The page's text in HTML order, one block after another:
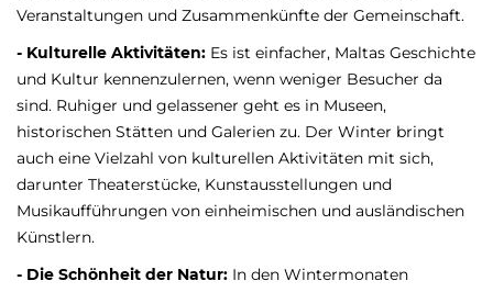
Veranstaltungen und Zusammenkünfte der Gemeinschaft.
- Kulturelle Aktivitäten: Es ist einfacher, Maltas Geschichte
und Kultur kennenzulernen, wenn weniger Besucher da
sind. Ruhiger und gelassener geht es in Museen,
historischen Stätten und Galerien zu. Der Winter bringt
auch eine Vielzahl von kulturellen Aktivitäten mit sich,
darunter Theaterstücke, Kunstausstellungen und
Musikaufführungen von einheimischen und ausländischen
Künstlern.
- Die Schönheit der Natur: In den Wintermonaten